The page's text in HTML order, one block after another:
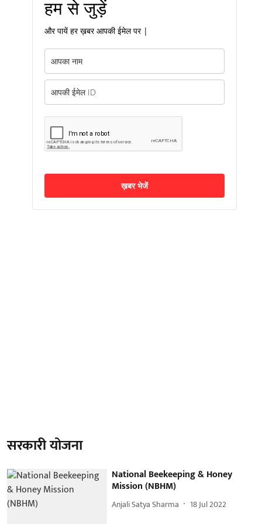
हम से जुड़ें
और पायें हर ख़बर आपकी ईमेल पर |
ख़बर भेजें
सरकारी योजना
National Beekeeping & Honey
Mission (NBHM)
Anjali Satya Sharma 18 Jul 2022